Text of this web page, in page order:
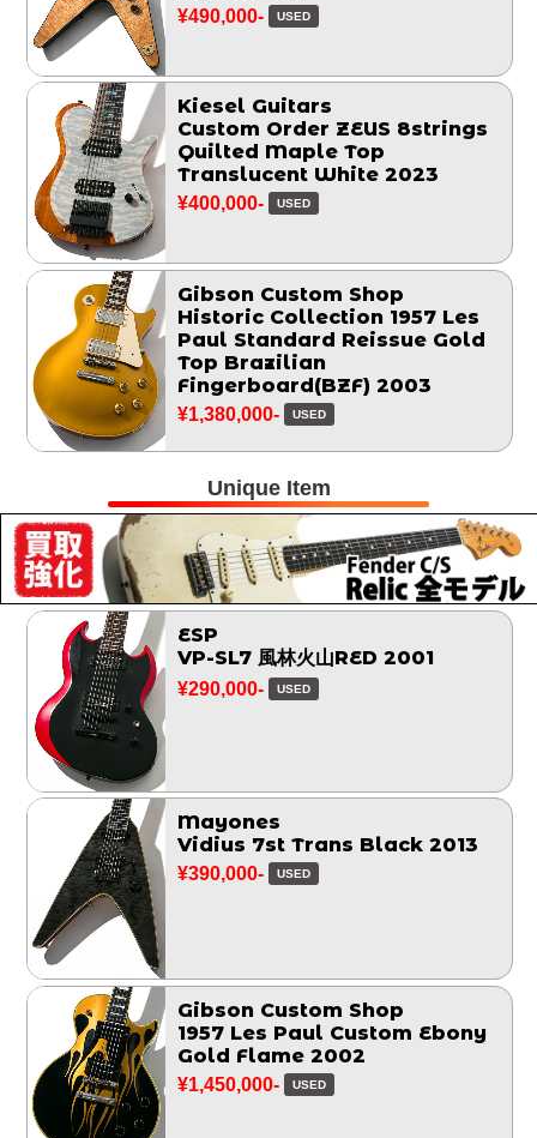
¥490,000- USED
Kiesel Guitars
Custom Order ZEUS 8strings
Quilted Maple Top
Translucent White 2023
¥400,000- USED
Gibson Custom Shop
Historic Collection 1957 Les
Paul Standard Reissue Gold
Top Brazilian
Fingerboard(BZF) 2003
¥1,380,000- USED
Unique Item
ESP
VP-SL7 風林火山RED 2001
¥290,000- USED
Mayones
Vidius 7st Trans Black 2013
¥390,000- USED
Gibson Custom Shop
1957 Les Paul Custom Ebony
Gold Flame 2002
¥1,450,000- USED